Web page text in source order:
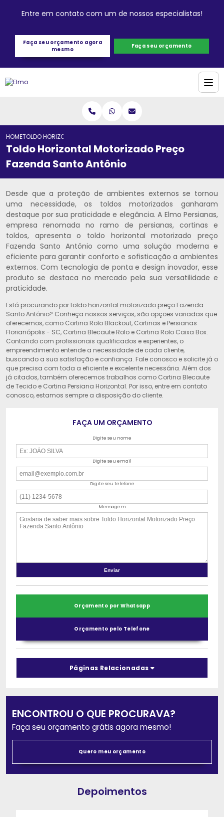
Entre em contato com um de nossos especialistas!
Faça seu orçamento agora
mesmo
Faça seu orçamento
HOMETOLDO HORIZONTAL MOTORIZADO PREÇO FAZENDA SANTO ANTÔNIO
Toldo Horizontal Motorizado Preço
Fazenda Santo Antônio
Desde que a proteção de ambientes externos se tornou
uma necessidade, os toldos motorizados ganharam
destaque por sua praticidade e elegância. A Elmo Persianas,
empresa renomada no ramo de persianas, cortinas e
toldos, apresenta o toldo horizontal motorizado preço
Fazenda Santo Antônio como uma solução moderna e
eficiente para garantir conforto e sofisticação a ambientes
externos. Com tecnologia de ponta e design inovador, esse
produto se destaca no mercado pela sua versatilidade e
praticidade.
Está procurando por toldo horizontal motorizado preço Fazenda
Santo Antônio? Conheça nossos serviços, são opções variadas que
oferecemos, como Cortina Rolo Blackout, Cortinas e Persianas
Florianópolis - SC, Cortina Blecaute Rolo e Cortina Rolo Caixa Box.
Contando com profissionais qualificados e experientes, o
empreendimento entende a necessidade de cada cliente,
buscando a sua satisfação e confiança. Fale conosco e solicite já o
que precisa com toda a eficiente e excelente necessária. Além dos
já citados, também oferecemos trabalhos como Cortina Blecaute
de Tecido e Cortina Persiana Horizontal. Por isso, entre em contato
conosco, estamos sempre a disposição do cliente.
FAÇA UM ORÇAMENTO
Digite seu nome
Digite seu email
Digite seu telefone
Mensagem
Orçamento por Whatsapp
Orçamento pelo Telefone
Páginas Relacionadas
ENCONTROU O QUE PROCURAVA?
Faça seu orçamento grátis agora mesmo!
Quero meu orçamento
Depoimentos